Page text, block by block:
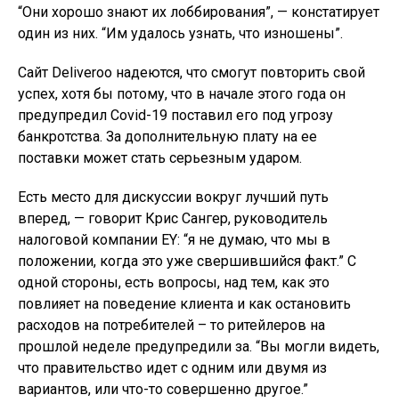
“Они хорошо знают их лоббирования”, — констатирует
один из них. “Им удалось узнать, что изношены”.
Сайт Deliveroo надеются, что смогут повторить свой
успех, хотя бы потому, что в начале этого года он
предупредил Covid-19 поставил его под угрозу
банкротства. За дополнительную плату на ее
поставки может стать серьезным ударом.
Есть место для дискуссии вокруг лучший путь
вперед, — говорит Крис Сангер, руководитель
налоговой компании EY: “я не думаю, что мы в
положении, когда это уже свершившийся факт.” С
одной стороны, есть вопросы, над тем, как это
повлияет на поведение клиента и как остановить
расходов на потребителей – то ритейлеров на
прошлой неделе предупредили за. “Вы могли видеть,
что правительство идет с одним или двумя из
вариантов, или что-то совершенно другое.”